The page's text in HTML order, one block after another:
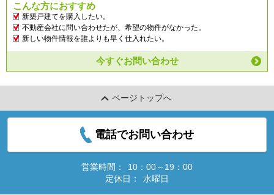
こんな方におすすめ
新築戸建てを購入したい。
不動産会社に問い合わせたが、希望の物件がなかった。
新しい物件情報を誰よりも早く仕入れたい。
今すぐお問い合わせ
ページトップへ
電話でお問い合わせ
営業時間：
10：00～19：00
定休日：
水曜日